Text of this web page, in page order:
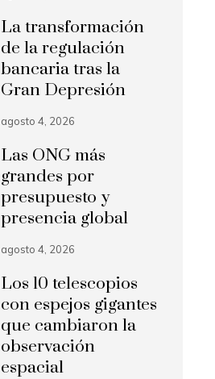
La transformación
de la regulación
bancaria tras la
Gran Depresión
agosto 4, 2026
Las ONG más
grandes por
presupuesto y
presencia global
agosto 4, 2026
Los 10 telescopios
con espejos gigantes
que cambiaron la
observación
espacial